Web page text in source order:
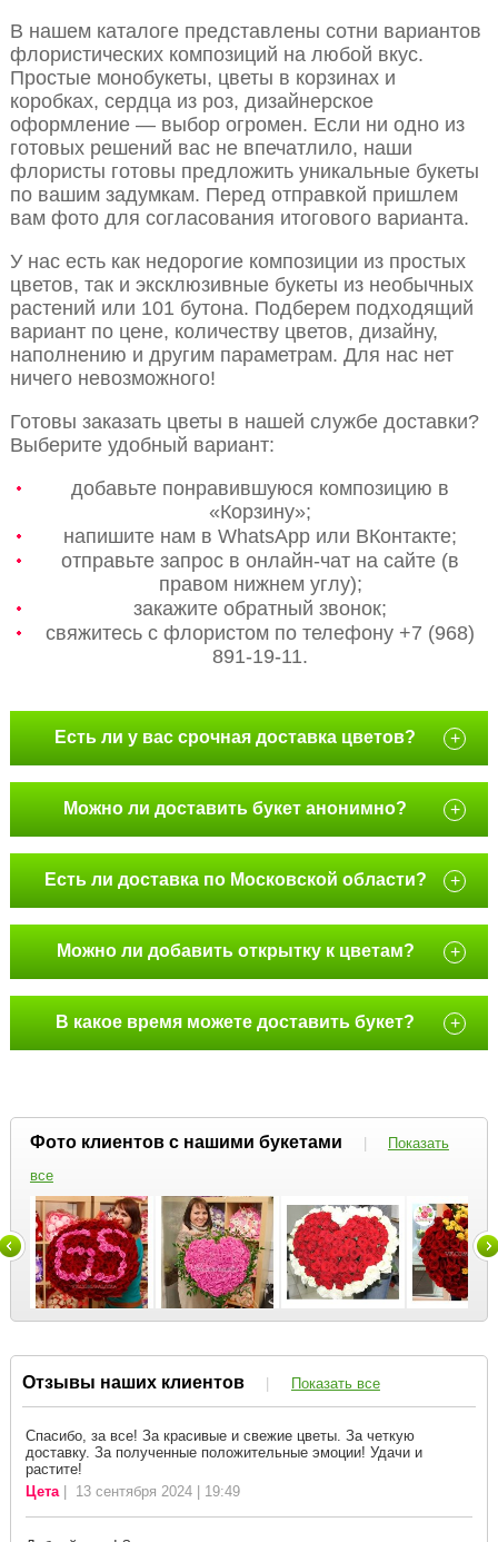
В нашем каталоге представлены сотни вариантов
флористических композиций на любой вкус.
Простые монобукеты, цветы в корзинах и
коробках, сердца из роз, дизайнерское
оформление — выбор огромен. Если ни одно из
готовых решений вас не впечатлило, наши
флористы готовы предложить уникальные букеты
по вашим задумкам. Перед отправкой пришлем
вам фото для согласования итогового варианта.
У нас есть как недорогие композиции из простых
цветов, так и эксклюзивные букеты из необычных
растений или 101 бутона. Подберем подходящий
вариант по цене, количеству цветов, дизайну,
наполнению и другим параметрам. Для нас нет
ничего невозможного!
Готовы заказать цветы в нашей службе доставки?
Выберите удобный вариант:
добавьте понравившуюся композицию в
«Корзину»;
напишите нам в WhatsApp или ВКонтакте;
отправьте запрос в онлайн-чат на сайте (в
правом нижнем углу);
закажите обратный звонок;
свяжитесь с флористом по телефону +7 (968)
891-19-11.
Есть ли у вас срочная доставка цветов? +
Можно ли доставить букет анонимно? +
Есть ли доставка по Московской области? +
Можно ли добавить открытку к цветам? +
В какое время можете доставить букет? +
Фото клиентов с нашими букетами |
Показать
все
Отзывы наших клиентов | Показать все
Спасибо, за все! За красивые и свежие цветы. За четкую
доставку. За полученные положительные эмоции! Удачи и
растите!
Цета| 13 сентября 2024 | 19:49